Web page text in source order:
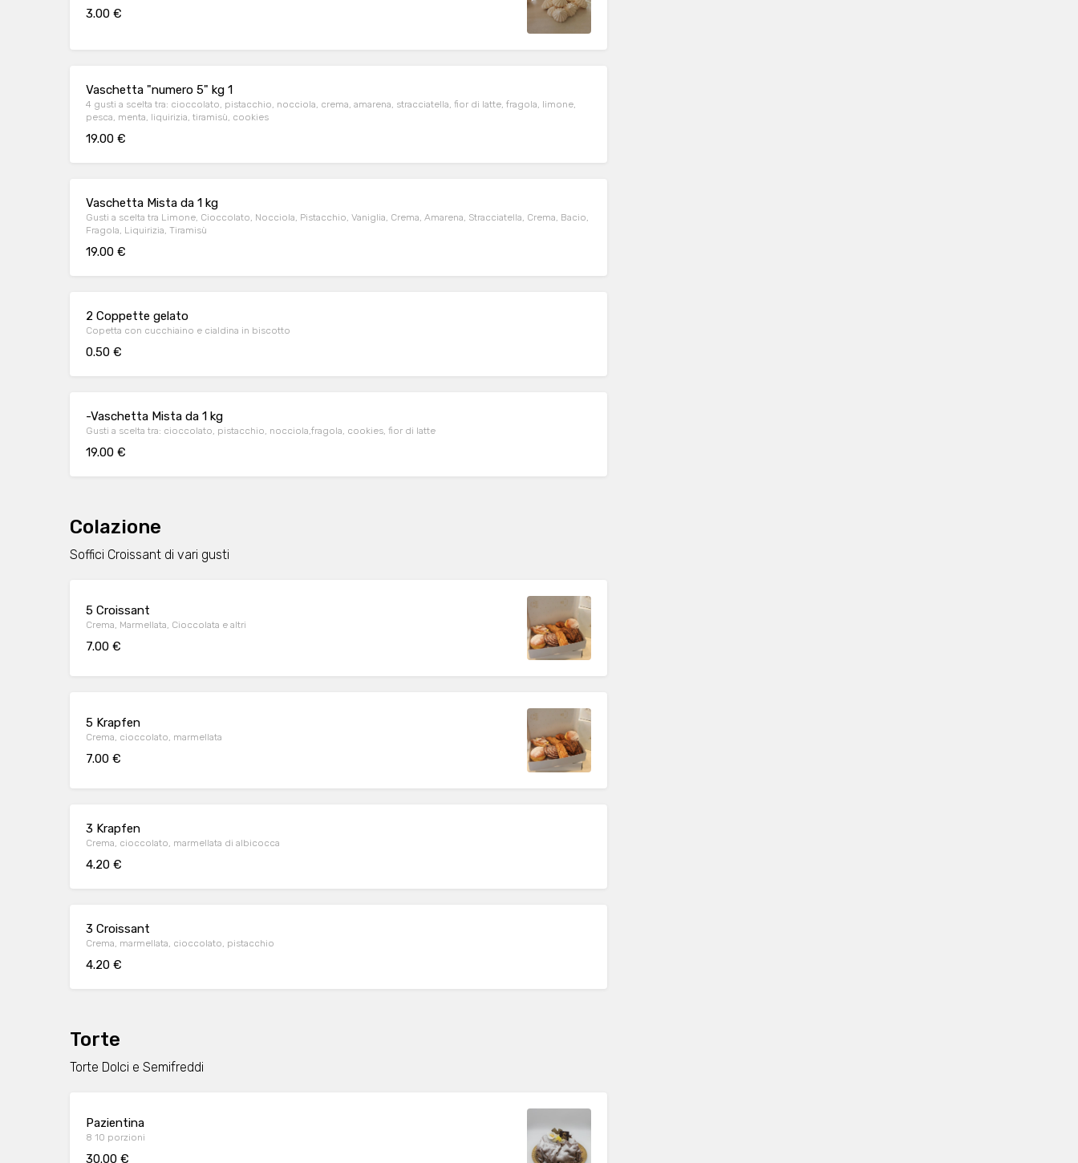
3.00 €
Vaschetta "numero 5" kg 1
4 gusti a scelta tra: cioccolato, pistacchio, nocciola, crema, amarena, stracciatella, fior di latte, fragola, limone,
pesca, menta, liquirizia, tiramisù, cookies
19.00 €
Vaschetta Mista da 1 kg
Gusti a scelta tra Limone, Cioccolato, Nocciola, Pistacchio, Vaniglia, Crema, Amarena, Stracciatella, Crema, Bacio,
Fragola, Liquirizia, Tiramisù
19.00 €
2 Coppette gelato
Copetta con cucchiaino e cialdina in biscotto
0.50 €
-Vaschetta Mista da 1 kg
Gusti a scelta tra: cioccolato, pistacchio, nocciola,fragola, cookies, fior di latte
19.00 €
Colazione
Soffici Croissant di vari gusti
5 Croissant
Crema, Marmellata, Cioccolata e altri
7.00 €
5 Krapfen
Crema, cioccolato, marmellata
7.00 €
3 Krapfen
Crema, cioccolato, marmellata di albicocca
4.20 €
3 Croissant
Crema, marmellata, cioccolato, pistacchio
4.20 €
Torte
Torte Dolci e Semifreddi
Pazientina
8 10 porzioni
30.00 €